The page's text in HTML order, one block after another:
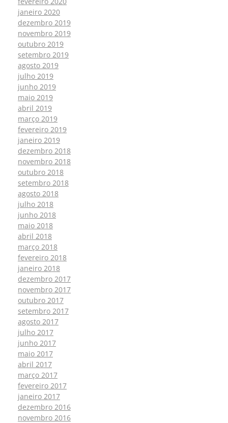
janeiro 2020
dezembro 2019
novembro 2019
outubro 2019
setembro 2019
agosto 2019
julho 2019
junho 2019
maio 2019
abril 2019
março 2019
fevereiro 2019
janeiro 2019
dezembro 2018
novembro 2018
outubro 2018
setembro 2018
agosto 2018
julho 2018
junho 2018
maio 2018
abril 2018
março 2018
fevereiro 2018
janeiro 2018
dezembro 2017
novembro 2017
outubro 2017
setembro 2017
agosto 2017
julho 2017
junho 2017
maio 2017
abril 2017
março 2017
fevereiro 2017
janeiro 2017
dezembro 2016
novembro 2016